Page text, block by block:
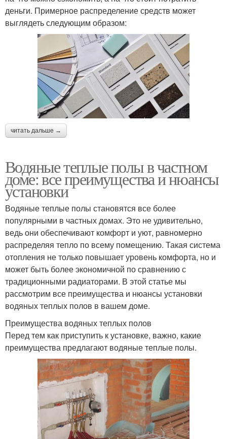
деньги. Примерное распределение средств может
выглядеть следующим образом:
читать дальше →
Водяные теплые полы в частном
доме: все преимущества и нюансы
установки
Водяные теплые полы становятся все более
популярными в частных домах. Это не удивительно,
ведь они обеспечивают комфорт и уют, равномерно
распределяя тепло по всему помещению. Такая система
отопления не только повышает уровень комфорта, но и
может быть более экономичной по сравнению с
традиционными радиаторами. В этой статье мы
рассмотрим все преимущества и нюансы установки
водяных теплых полов в вашем доме.
Преимущества водяных теплых полов
Перед тем как приступить к установке, важно, какие
преимущества предлагают водяные теплые полы.